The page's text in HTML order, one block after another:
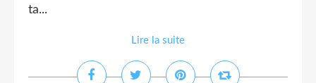
ta...
Lire la suite